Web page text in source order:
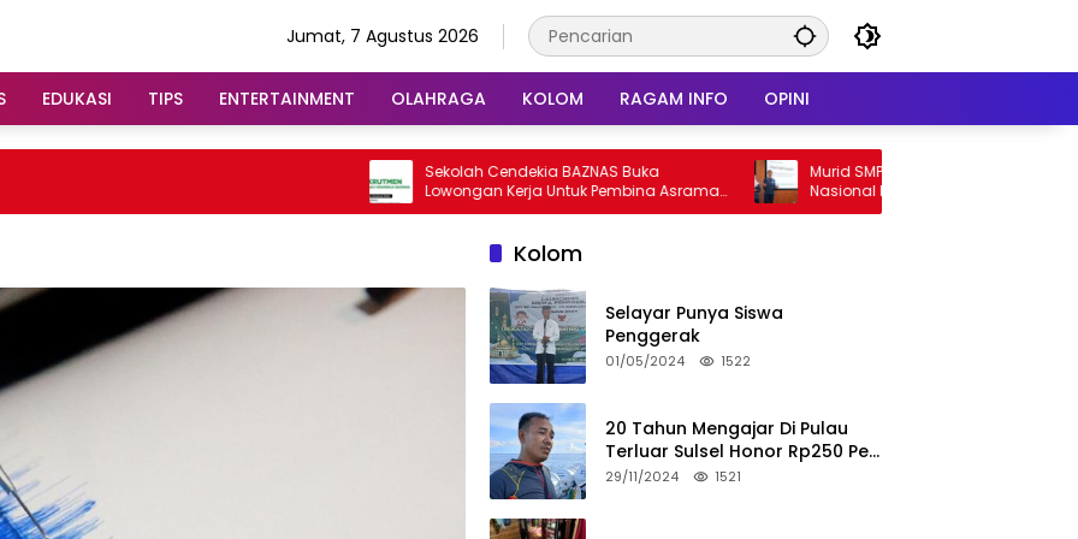
Jumat, 7 Agustus 2026
EDUKASI TIPS ENTERTAINMENT OLAHRAGA KOLOM RAGAM INFO OPINI
Sekolah Cendekia BAZNAS Buka
Lowongan Kerja Untuk Pembina Asrama
Putri
Murid SMPN 3 Sinjai Tampil Di Forum
Nasional Presentasikan Inovasi AI Di
Kantor Google Indonesia
Kolom
Selayar Punya Siswa
Penggerak
01/05/2024 1522
20 Tahun Mengajar Di Pulau
Terluar Sulsel Honor Rp250 Per
Bulan
29/11/2024 1521